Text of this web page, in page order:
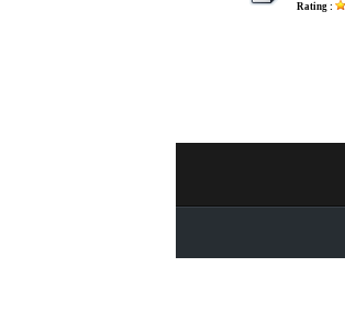
Rating :